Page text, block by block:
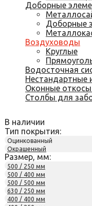
Доборные
Доборные
Воздуховоды
Круглые
Водосточная
Нестандартные
Оконные
Столбы для
В наличии
Тип покрытия:
Оцинкованный
Окрашенный
Размер, мм:
500 / 250 мм
500 / 400 мм
500 / 500 мм
630 / 250 мм
400 / 400 мм